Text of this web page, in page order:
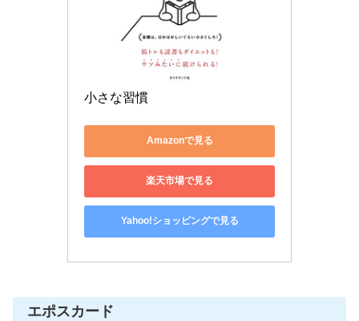
小さな習慣
Amazonで見る
楽天市場で見る
Yahoo!ショッピングで見る
エポスカード